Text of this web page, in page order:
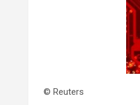
© Reuters